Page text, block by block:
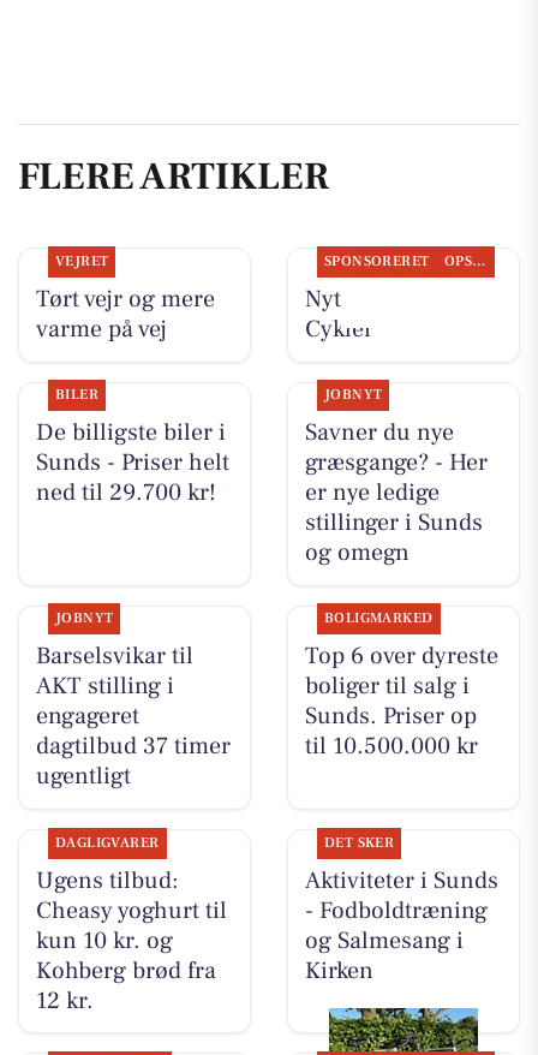
FLERE ARTIKLER
VEJRET
Tørt vejr og mere
varme på vej
SPONSORERET OPSLAGSTAVLEN
Nyt fra Per P.
Cykler
BILER
De billigste biler i
Sunds - Priser helt
ned til 29.700 kr!
JOBNYT
Savner du nye
græsgange? - Her
er nye ledige
stillinger i Sunds
og omegn
JOBNYT
Barselsvikar til
AKT stilling i
engageret
dagtilbud 37 timer
ugentligt
BOLIGMARKED
Top 6 over dyreste
boliger til salg i
Sunds. Priser op
til 10.500.000 kr
DAGLIGVARER
Ugens tilbud:
Cheasy yoghurt til
kun 10 kr. og
Kohberg brød fra
12 kr.
DET SKER
Aktiviteter i Sunds
- Fodboldtræning
og Salmesang i
Kirken